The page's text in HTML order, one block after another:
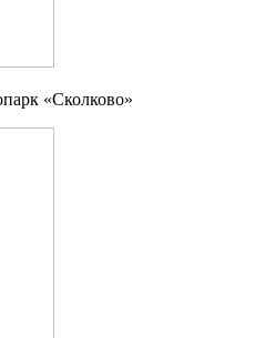
«Сколково»